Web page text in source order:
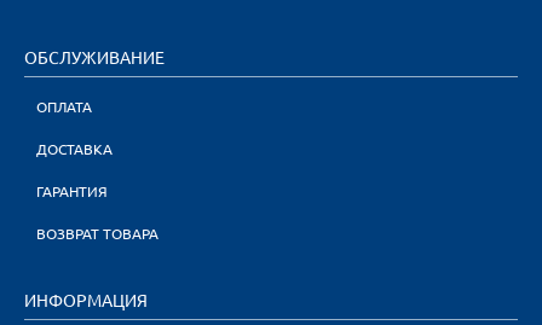
ОБСЛУЖИВАНИЕ
ОПЛАТА
ДОСТАВКА
ГАРАНТИЯ
ВОЗВРАТ ТОВАРА
ИНФОРМАЦИЯ